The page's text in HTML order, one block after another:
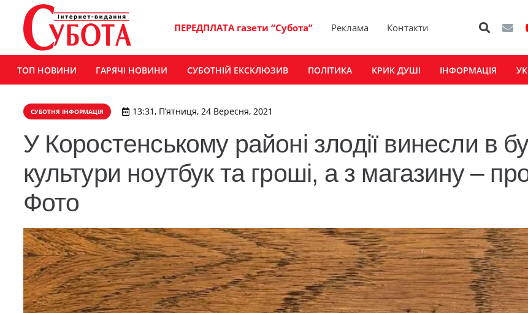
ПЕРЕДПЛАТА газети “Субота” Реклама Контакти
ТОП НОВИНИ ГАРЯЧІ НОВИНИ СУБОТНІЙ ЕКСКЛЮЗИВ ПОЛІТИКА КРИК ДУШІ ІНФОРМАЦІЯ
СУБОТНЯ ІНФОРМАЦІЯ 13:31, П’ятниця, 24 Вересня, 2021
У Коростенському районі злодії винесли в
культури ноутбук та гроші, а з магазину –
Фото